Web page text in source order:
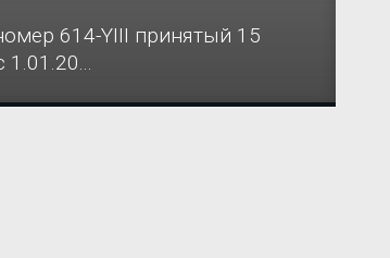
614-YIII принятый 15